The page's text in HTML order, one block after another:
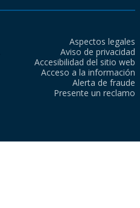
Aspectos legales
Aviso de privacidad
Accesibilidad del sitio web
Acceso a la información
Alerta de fraude
Presente un reclamo